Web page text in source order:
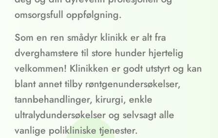
omsorgsfull oppfølgning.
Som en ren smådyr klinikk er alt fra
dverghamstere til store hunder hjertelig
velkommen! Klinikken er godt utstyrt og kan
blant annet tilby røntgenundersøkelser,
tannbehandlinger, kirurgi, enkle
ultralydundersøkelser og selvsagt alle
vanlige polikliniske tjenester.